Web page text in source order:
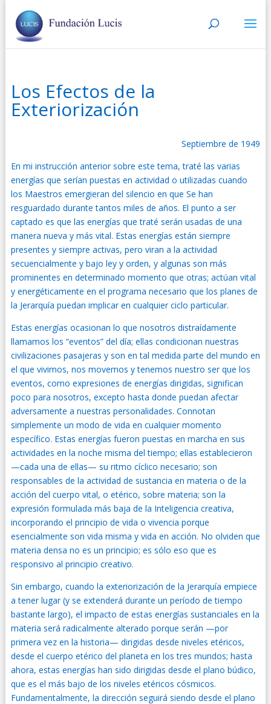
Los Efectos de la
Exteriorización
Septiembre de 1949
En mi instrucción anterior sobre este tema, traté las varias
energías que serían puestas en actividad o utilizadas cuando
los Maestros emergieran del silencio en que Se han
resguardado durante tantos miles de años. El punto a ser
captado es que las energías que traté serán usadas de una
manera nueva y más vital. Estas energías están siempre
presentes y siempre activas, pero viran a la actividad
secuencialmente y bajo ley y orden, y algunas son más
prominentes en determinado momento que otras; actúan vital
y energéticamente en el programa necesario que los planes de
la Jerarquía puedan implicar en cualquier ciclo particular.
Estas energías ocasionan lo que nosotros distraídamente
llamamos los “eventos” del día; ellas condicionan nuestras
civilizaciones pasajeras y son en tal medida parte del mundo en
el que vivimos, nos movemos y tenemos nuestro ser que los
eventos, como expresiones de energías dirigidas, significan
poco para nosotros, excepto hasta donde puedan afectar
adversamente a nuestras personalidades. Connotan
simplemente un modo de vida en cualquier momento
específico. Estas energías fueron puestas en marcha en sus
actividades en la noche misma del tiempo; ellas establecieron
—cada una de ellas— su ritmo cíclico necesario; son
responsables de la actividad de sustancia en materia o de la
acción del cuerpo vital, o etérico, sobre materia; son la
expresión formulada más baja de la Inteligencia creativa,
incorporando el principio de vida o vivencia porque
esencialmente son vida misma y vida en acción. No olviden que
materia densa no es un principio; es sólo eso que es
responsivo al principio creativo.
Sin embargo, cuando la exteriorización de la Jerarquía empiece
a tener lugar (y se extenderá durante un período de tiempo
bastante largo), el impacto de estas energías sustanciales en la
materia será radicalmente alterado porque serán —por
primera vez en la historia— dirigidas desde niveles etéricos,
desde el cuerpo etérico del planeta en los tres mundos; hasta
ahora, estas energías han sido dirigidas desde el plano búdico,
que es el más bajo de los niveles etéricos cósmicos.
Fundamentalmente, la dirección seguirá siendo desde el plano